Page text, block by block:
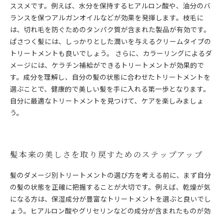
ススメです。例えば、水分を保持するヒアルロン酸や、油分のバ
ランスを保つアルガンオイルなどが効果を発揮します。枝毛に
は、切れ毛を防ぐためのタンパク質が含まれた製品が有効です。
ぱさつく髪には、しっかりとした潤いを与えるクリームタイプの
トリートメントも良いでしょう。 さらに、カラーリングによるダ
メージには、ケラチン補給ができるトリートメントが効果的で
す。成分を理解し、自分の髪の状態に合わせたトリートメントを
選ぶことで、健康的で美しい髪を手に入れる第一歩となります。
自分に最適なトリートメントを見つけて、ケアを楽しみましょ
う。
髪本来の美しさを取り戻すためのステップアップ
髪のダメージ別トリートメントの選び方を考える前に、まず自分
の髪の状態を正確に把握することが大切です。例えば、乾燥が気
になる方は、保湿成分が豊富なトリートメントを選ぶと良いでし
ょう。ヒアルロン酸やグリセリンなどの成分が含まれたものが効